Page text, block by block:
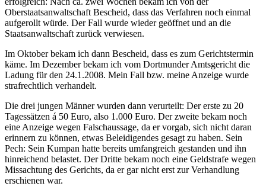
Oberstaatsanwaltschaft Bescheid, dass das Verfahren noch einmal
aufgerollt würde. Der Fall wurde wieder geöffnet und an die
Staatsanwaltschaft zurück verwiesen.
Im Oktober bekam ich dann Bescheid, dass es zum Gerichtstermin
käme. Im Dezember bekam ich vom Dortmunder Amtsgericht die
Ladung für den 24.1.2008. Mein Fall bzw. meine Anzeige wurde
strafrechtlich verhandelt.
Die drei jungen Männer wurden dann verurteilt: Der erste zu 20
Tagessätzen á 50 Euro, also 1.000 Euro. Der zweite bekam noch
eine Anzeige wegen Falschaussage, da er vorgab, sich nicht daran
erinnern zu können, etwas Beleidigendes gesagt zu haben. Sein
Pech: Sein Kumpan hatte bereits umfangreich gestanden und ihn
hinreichend belastet. Der Dritte bekam noch eine Geldstrafe wegen
Missachtung des Gerichts, da er gar nicht erst zur Verhandlung
erschienen war.